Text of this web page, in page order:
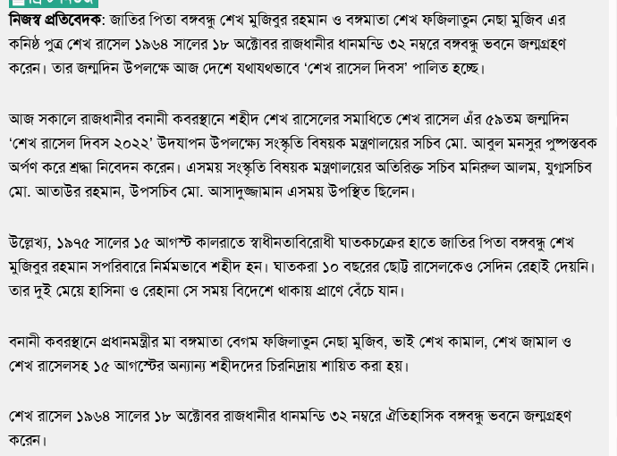
নিজস্ব প্রতিবেদক: জাতির পিতা বঙ্গবন্ধু শেখ মুজিবুর রহমান ও বঙ্গমাতা শেখ ফজিলাতুন নেছা মুজিব এর
কনিষ্ঠ পুত্র শেখ রাসেল ১৯৬৪ সালের ১৮ অক্টোবর রাজধানীর ধানমন্ডি ৩২ নম্বরে বঙ্গবন্ধু ভবনে জন্মগ্রহণ
করেন। তার জন্মদিন উপলক্ষে আজ দেশে যথাযথভাবে ‘শেখ রাসেল দিবস’ পালিত হচ্ছে।
আজ সকালে রাজধানীর বনানী কবরস্থানে শহীদ শেখ রাসেলের সমাধিতে শেখ রাসেল এঁর ৫৯তম জন্মদিন
‘শেখ রাসেল দিবস ২০২২’ উদযাপন উপলক্ষ্যে সংস্কৃতি বিষয়ক মন্ত্রণালয়ের সচিব মো. আবুল মনসুর পুষ্পস্তবক
অর্পণ করে শ্রদ্ধা নিবেদন করেন। এসময় সংস্কৃতি বিষয়ক মন্ত্রণালয়ের অতিরিক্ত সচিব মনিরুল আলম, যুগ্মসচিব
মো. আতাউর রহমান, উপসচিব মো. আসাদুজ্জামান এসময় উপস্থিত ছিলেন।
উল্লেখ্য, ১৯৭৫ সালের ১৫ আগস্ট কালরাতে স্বাধীনতাবিরোধী ঘাতকচক্রের হাতে জাতির পিতা বঙ্গবন্ধু শেখ
মুজিবুর রহমান সপরিবারে নির্মমভাবে শহীদ হন। ঘাতকরা ১০ বছরের ছোট্ট রাসেলকেও সেদিন রেহাই দেয়নি।
তার দুই মেয়ে হাসিনা ও রেহানা সে সময় বিদেশে থাকায় প্রাণে বেঁচে যান।
বনানী কবরস্থানে প্রধানমন্ত্রীর মা বঙ্গমাতা বেগম ফজিলাতুন নেছা মুজিব, ভাই শেখ কামাল, শেখ জামাল ও
শেখ রাসেলসহ ১৫ আগস্টের অন্যান্য শহীদদের চিরনিদ্রায় শায়িত করা হয়।
শেখ রাসেল ১৯৬৪ সালের ১৮ অক্টোবর রাজধানীর ধানমন্ডি ৩২ নম্বরে ঐতিহাসিক বঙ্গবন্ধু ভবনে জন্মগ্রহণ
করেন।